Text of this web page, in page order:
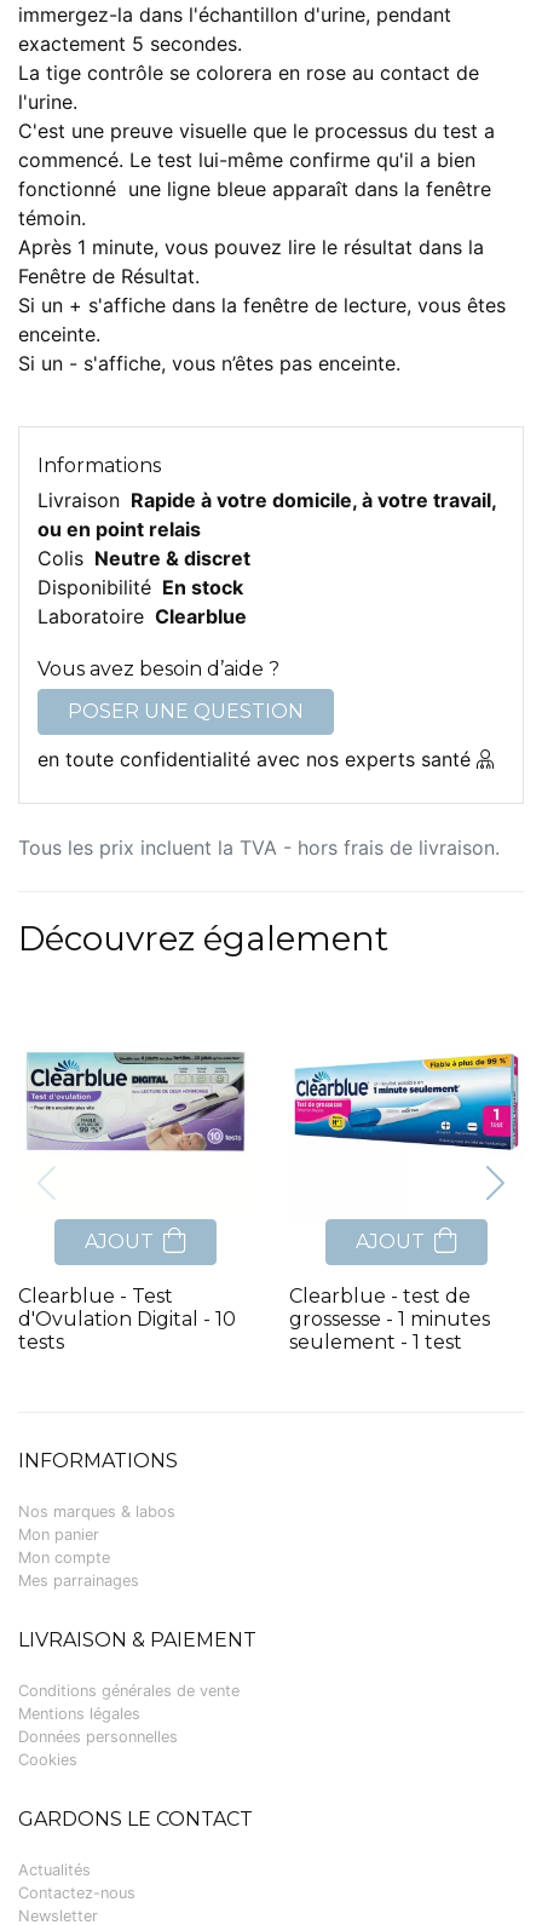
immergez-la dans l'échantillon d'urine, pendant
exactement 5 secondes.
La tige contrôle se colorera en rose au contact de
l'urine.
C'est une preuve visuelle que le processus du test a
commencé. Le test lui-même confirme qu'il a bien
fonctionné  une ligne bleue apparaît dans la fenêtre
témoin.
Après 1 minute, vous pouvez lire le résultat dans la
Fenêtre de Résultat.
Si un + s'affiche dans la fenêtre de lecture, vous êtes
enceinte.
Si un - s'affiche, vous n’êtes pas enceinte.
Informations
Livraison Rapide à votre domicile, à votre travail,
ou en point relais
Colis Neutre & discret
Disponibilité En stock
Laboratoire Clearblue
Vous avez besoin d’aide ?
POSER UNE QUESTION
en toute confidentialité avec nos experts santé
Tous les prix incluent la TVA - hors frais de livraison.
Découvrez également
AJOUT
Clearblue - Test
d'Ovulation Digital - 10
tests
AJOUT
Clearblue - test de
grossesse - 1 minutes
seulement - 1 test
INFORMATIONS
Nos marques & labos
Mon panier
Mon compte
Mes parrainages
LIVRAISON & PAIEMENT
Conditions générales de vente
Mentions légales
Données personnelles
Cookies
GARDONS LE CONTACT
Actualités
Contactez-nous
Newsletter